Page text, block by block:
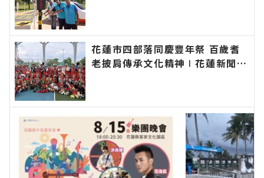
花蓮市四部落同慶豐年祭 百歲耆
老披肩傳承文化精神∣花蓮新聞網